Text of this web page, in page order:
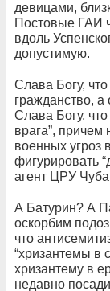
девицами,
Постовые ГАИ
вдоль
допустимую.
Слава Богу,
гражданство,
Слава Богу,
врага”, причем
военных угроз
фигурировать
агент ЦРУ
А Батурин? А
оскорбим
что
“хризантемы в
хризантему в
недавно